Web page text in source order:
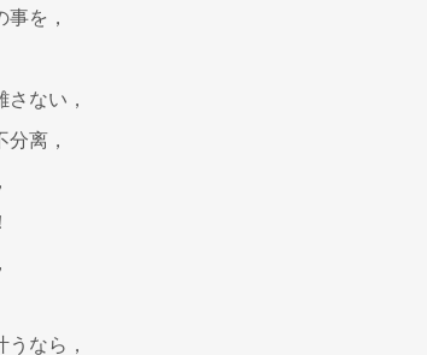
事を，
ない，
分离，
なら，